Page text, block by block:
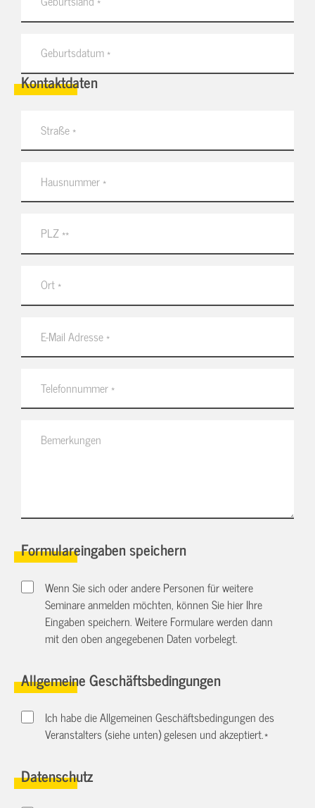
Kontaktdaten
Formulareingaben speichern
Wenn Sie sich oder andere Personen für weitere
Seminare anmelden möchten, können Sie hier Ihre
Eingaben speichern. Weitere Formulare werden dann
mit den oben angegebenen Daten vorbelegt.
Allgemeine Geschäftsbedingungen
Ich habe die Allgemeinen Geschäftsbedingungen des
Veranstalters (siehe unten) gelesen und akzeptiert.*
Datenschutz